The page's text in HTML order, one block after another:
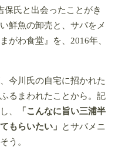
保氏と出会ったことがき
鮮魚の卸売と、サバをメ
がわ食堂』を、2016年、
今川氏の自宅に招かれた
るまわれたことから。記
、
「こんなに旨い三浦半
もらいたい」
とサバメニ
う。